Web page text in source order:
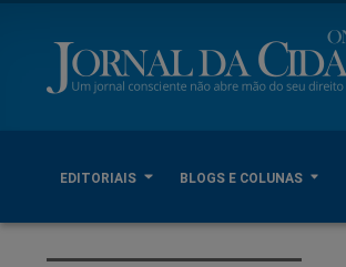
EDITORIAIS BLOGS E COLUNAS